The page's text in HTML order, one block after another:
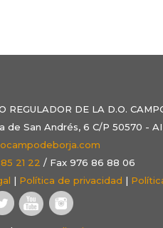
REGULADOR DE LA D.O.
de San Andrés, 6 C/P 50570 -
21 22 / Fax 976 86 88 06
| Política de privacidad |